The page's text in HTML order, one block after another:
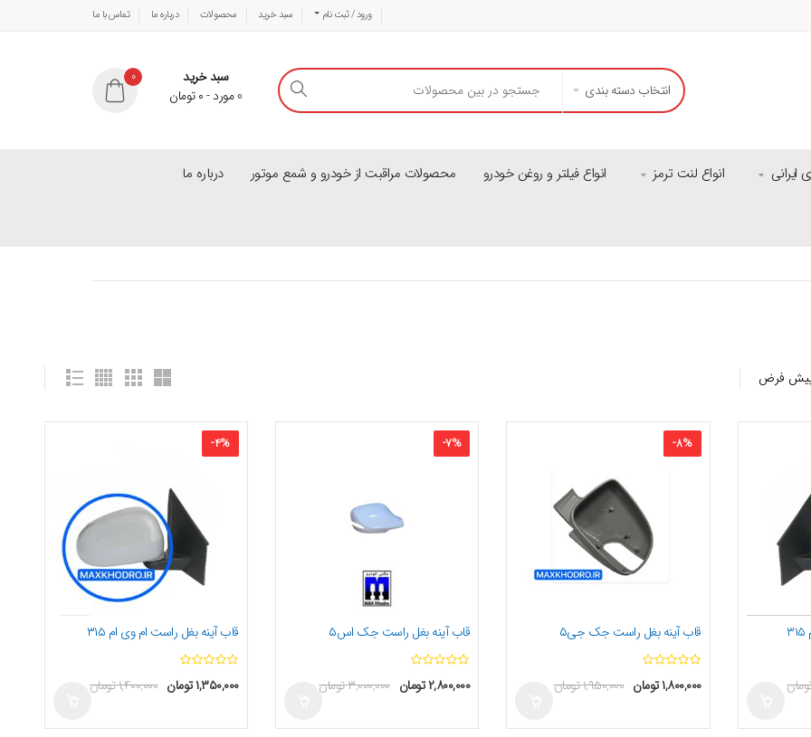
ورود / ثبت نام سبد خرید محصولات درباره ما تماس با ما
انتخاب دسته بندی
0
سبد خرید
0مورد-۰ تومان
انواع لنت ترمز انواع فیلتر و روغن خودرو محصولات مراقبت از خودرو و شمع موتور درباره ما
-4%
قاب آینه بغل راست ام وی ام ۳۱۵
۱,۴۰۰,۰۰۰تومان ۱,۳۵۰,۰۰۰تومان
-7%
قاب آینه بغل راست جک اس۵
۳,۰۰۰,۰۰۰تومان ۲,۸۰۰,۰۰۰تومان
-8%
قاب آینه بغل راست جک جی۵
۱,۹۵۰,۰۰۰تومان ۱,۸۰۰,۰۰۰تومان